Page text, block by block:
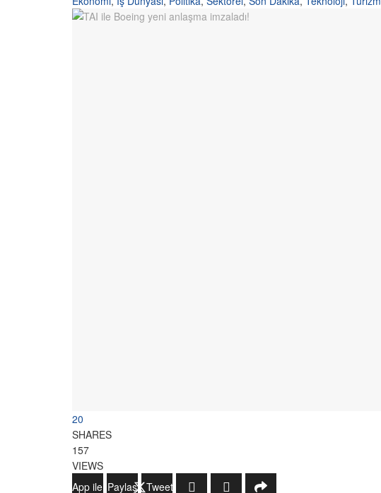
20
SHARES
157
VIEWS
WhatsApp ile Gönder
Paylaş Tweetle